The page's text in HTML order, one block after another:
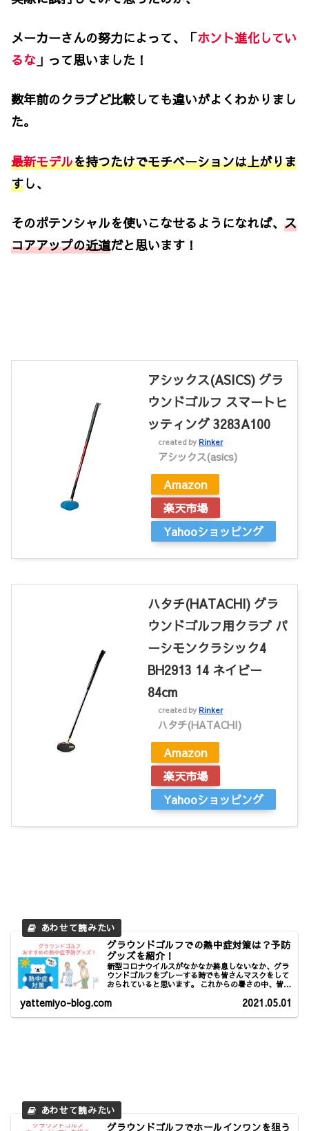
メーカーさんの努力によって、「ホント進化してい
るな 」って思いました！
数年前のクラブど比較しても違いがよくわかりまし
た。
最新モデルを持つたけでモチベーションは上がりま
すし、
そのポテンシャルを使いこなせるようになれば、 ス
コアアップの近道だと思います！
アシックス(ASICS) グラ
ウンドゴルフ スマートヒ
ッティング 3283A100
created by Rinker
アシックス(asics)
Amazon
楽天市場
Yahooショッピング
ハタチ(HATACHI) グラ
ウンドゴルフ用クラブ パ
ーシモンクラシック4
BH2913 14 ネイビー
84cm
created by Rinker
ハタチ(HATACHI)
Amazon
楽天市場
Yahooショッピング
グラウンドゴルフでの熱中症対策は？予防
グッズを紹介！
新型コロナウイルスがなかなか終息しないなか、グラ
ウンドゴルフをプレーする時でも皆さんマスクをして
おられていると思います。 これからの暑さの中、皆さ
ていることとは思いますが、それでも昨年は熱中症...
yattemiyo-blog.com 2021.05.01
グラウンドゴルフでホールインワンを狙う